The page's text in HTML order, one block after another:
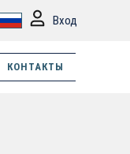
Вход
КОНТАКТЫ